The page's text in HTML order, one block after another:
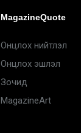
MagazineQuote
Онцлох нийтлэл
Онцлох эшлэл
Зочид
MagazineArt